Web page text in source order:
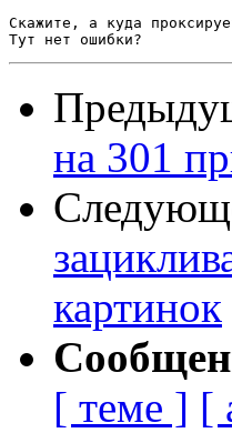
Скажите, а куда
на 301
картинок
[ теме ] [